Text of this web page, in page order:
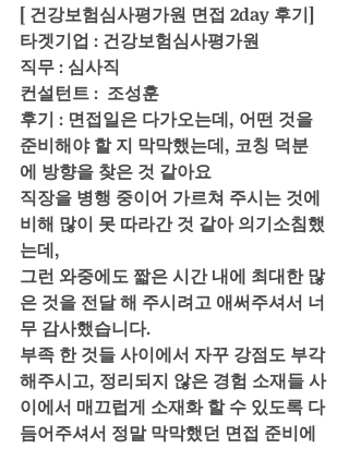
[ 건강보험심사평가원 면접 2day 후기]
타겟기업 : 건강보험심사평가원
직무 : 심사직
컨설턴트 :  조성훈
후기 : 면접일은 다가오는데, 어떤 것을
준비해야 할 지 막막했는데, 코칭 덕분
에 방향을 찾은 것 같아요
직장을 병행 중이어 가르쳐 주시는 것에
비해 많이 못 따라간 것 같아 의기소침했
는데,
그런 와중에도 짧은 시간 내에 최대한 많
은 것을 전달 해 주시려고 애써주셔서 너
무 감사했습니다.
부족 한 것들 사이에서 자꾸 강점도 부각
해주시고, 정리되지 않은 경험 소재들 사
이에서 매끄럽게 소재화 할 수 있도록 다
듬어주셔서 정말 막막했던 면접 준비에